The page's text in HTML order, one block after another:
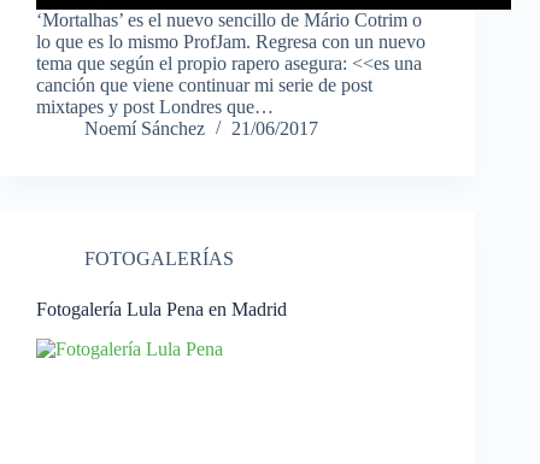
‘Mortalhas’ es el nuevo sencillo de Mário Cotrim o
lo que es lo mismo ProfJam. Regresa con un nuevo
tema que según el propio rapero asegura: <<es una
canción que viene continuar mi serie de post
mixtapes y post Londres que…
Noemí Sánchez
21/06/2017
FOTOGALERÍAS
Fotogalería Lula Pena en Madrid